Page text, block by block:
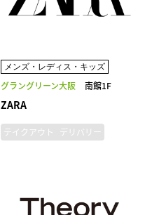
メンズ・レディス・キッズ
グラングリーン大阪 南館1F
ZARA
テイクアウト デリバリー